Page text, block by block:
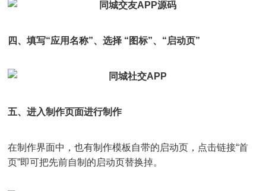
四、填写“应用名称”、选择 “图标”、“启动页”
五、进入制作页面进行制作
在制作界面中，也有制作模板自带的启动页，点击链接“首
页”即可把先前自制的启动页替换掉。